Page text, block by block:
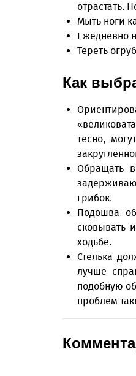
отрастать.
Мыть ноги
Ежедневно
Тереть
Как
тесно,
Обращать
грибок.
Подошва
сковывать
ходьбе.
Стелька
лучше
подобную
проблем